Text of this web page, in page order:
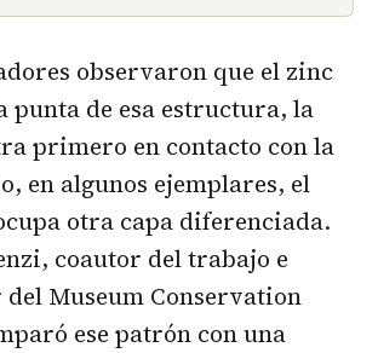
observaron que el zinc
punta de esa estructura, la
primero en contacto con la
en algunos ejemplares, el
otra capa diferenciada.
coautor del trabajo e
Museum Conservation
ese patrón con una